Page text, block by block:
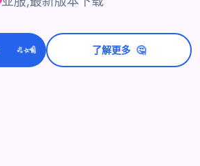
✨⭐💫 了解更多 🤔